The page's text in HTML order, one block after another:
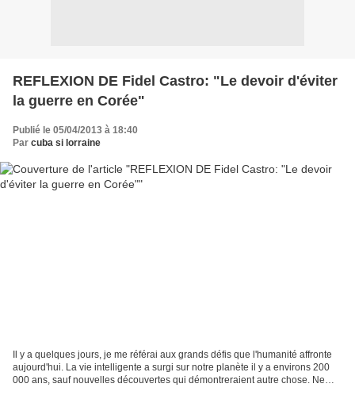
REFLEXION DE Fidel Castro: "Le devoir d'éviter
la guerre en Corée"
Publié le 05/04/2013 à 18:40
Par cuba si lorraine
Il y a quelques jours, je me référai aux grands défis que l'humanité affronte
aujourd'hui. La vie intelligente a surgi sur notre planète il y a environs 200
000 ans, sauf nouvelles découvertes qui démontreraient autre chose. Ne